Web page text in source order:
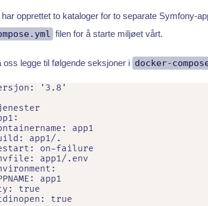
har opprettet to kataloger for to separate Symfony-
filen for å starte miljøet vårt.
oss legge til følgende seksjoner i docker-
'3.8'
app1
app1/.
on-failure
app1/.env
app1
true
true